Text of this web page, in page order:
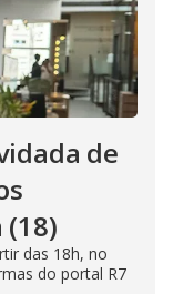
de
(18)
das 18h, no
do portal R7